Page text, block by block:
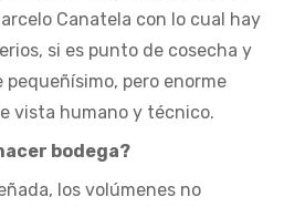
Canatela con lo cual hay
si es punto de cosecha y
pero enorme
vista humano y técnico.
bodega?
los volúmenes no